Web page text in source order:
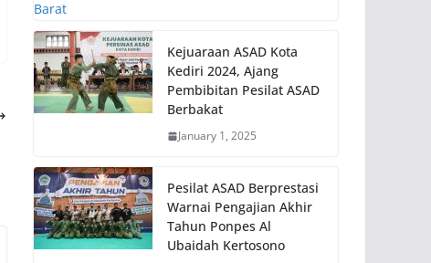
Kejuaraan ASAD Kota
Kediri 2024, Ajang
Pembibitan Pesilat ASAD
Berbakat
January 1, 2025
Pesilat ASAD Berprestasi
Warnai Pengajian Akhir
Tahun Ponpes Al
Ubaidah Kertosono